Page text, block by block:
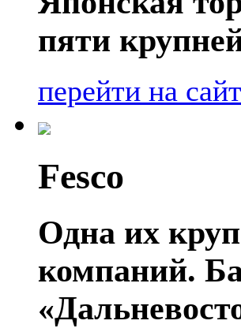
пяти
перейти на сайт
Fesco
Одна их
компаний.